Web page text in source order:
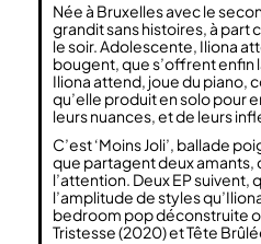
Née à Bruxelles avec le
grandit sans histoires, à part
le soir. Adolescente, Iliona
bougent, que s’offrent enfin
Iliona attend, joue du piano,
qu’elle produit en solo pour
leurs nuances, et de leurs
C’est ‘Moins Joli’, ballade
que partagent deux amants,
l’attention. Deux EP suivent,
l’amplitude de styles
bedroom pop déconstruite
Tristesse (2020) et Tête